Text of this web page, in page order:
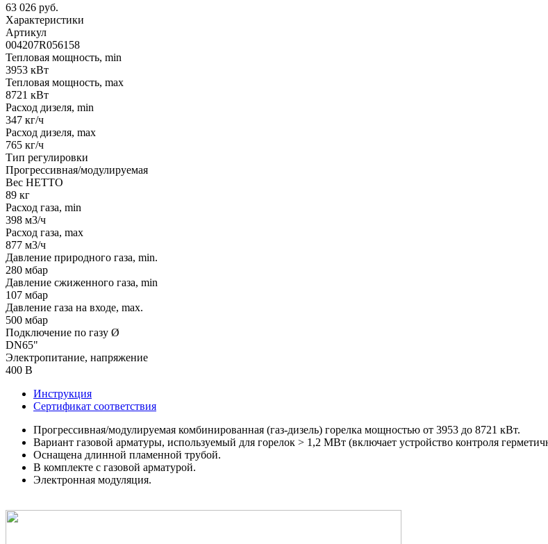
63 026 руб.
Характеристики
Артикул
004207R056158
Тепловая мощность, min
3953 кВт
Тепловая мощность, max
8721 кВт
Расход дизеля, min
347 кг/ч
Расход дизеля, max
765 кг/ч
Тип регулировки
Прогрессивная/модулируемая
Вес НЕТТО
89 кг
Расход газа, min
398 м3/ч
Расход газа, max
877 м3/ч
Давление природного газа, min.
280 мбар
Давление сжиженного газа, min
107 мбар
Давление газа на входе, max.
500 мбар
Подключение по газу Ø
DN65"
Электропитание, напряжение
400 В
Инструкция
Сертификат соответствия
Прогрессивная/модулируемая комбинированная (газ-дизель) горелка мощностью от 3953 до 8721 кВт.
Вариант газовой арматуры, используемый для горелок > 1,2 МВт (включает устройство контроля
Оснащена длинной пламенной трубой.
В комплекте с газовой арматурой.
Электронная модуляция.